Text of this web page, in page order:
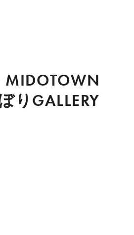
MIDOTOWN
りGALLERY